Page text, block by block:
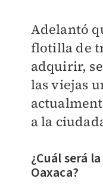
Adelantó
flotilla de
adquirir,
las viejas
a la
¿Cuál será
Oaxaca?